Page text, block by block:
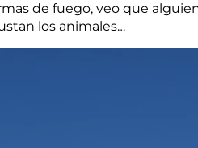
de fuego, veo que
los animales…